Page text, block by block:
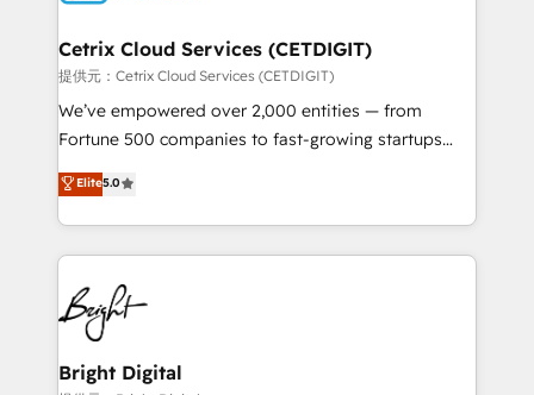
Award 🏆2020 Elite Solutions Partner 🏆2019
Integrations HubSpot Impact Award 🏆2019
Marketing Enablement HubSpot Impact Award 🏆
2018 Website Design HubSpot Impact Award 🏆2017
Growth-Driven Design Agency of the Year 🏆2016
Sales Enablement HubSpot Impact Award 🏆2015
HubSpot COS Performance Award 🏆2014 HubSpot
COS Design Award 🏆2013 HubSpot Marketplace
Partner 📆Founded in 1997
Cetrix Cloud Services (CETDIGIT)
提供元：Cetrix Cloud Services (CETDIGIT)
We’ve empowered over 2,000 entities — from
Fortune 500 companies to fast-growing startups
and nonprofits — to streamline operations, scale
revenue, and unlock the full potential of HubSpot.
With deep technical and industry expertise, we fuse
automation, integration, and AI innovation to deliver
lasting impact. We specialize in: • Turnkey and end-
to-end HubSpot implementations • Onboarding for
Sales, Service, Marketing & Content Hubs • AI voice
and chat agents, predictive automation, and smart
Elite5.0
Bright Digital